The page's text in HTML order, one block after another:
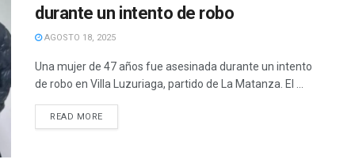
durante un intento de robo
AGOSTO 18, 2025
Una mujer de 47 años fue asesinada durante un intento
de robo en Villa Luzuriaga, partido de La Matanza. El ...
READ MORE